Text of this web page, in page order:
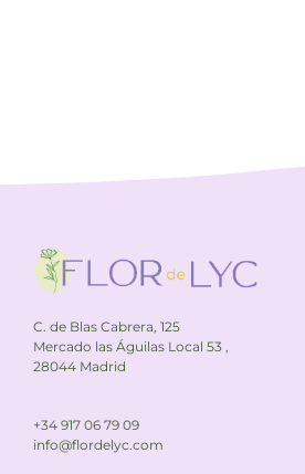
C. de Blas Cabrera, 125
Mercado las Águilas Local 53 ,
28044 Madrid
+34 917 06 79 09
info@flordelyc.com